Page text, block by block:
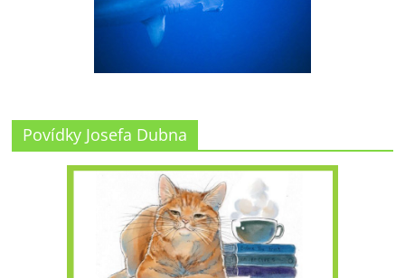
Povídky Josefa Dubna